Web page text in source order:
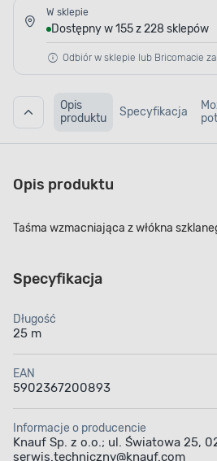
W sklepie
Dostępny w 155 z 228 sklepów
Odbiór w sklepie lub Bricomacie za
Opis
produktu
Specyfikacja
Opis produktu
Taśma wzmacniająca z włókna
Specyfikacja
Długość
25 m
EAN
5902367200893
Informacje o producencie
Knauf Sp. z o.o.; ul. Światowa 25,
serwis.techniczny@knauf.com